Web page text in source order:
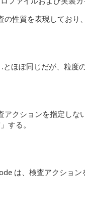
性質を表現してお
ほぼ同じだが、粒度
クションを指定し
する。
は、検査アクショ